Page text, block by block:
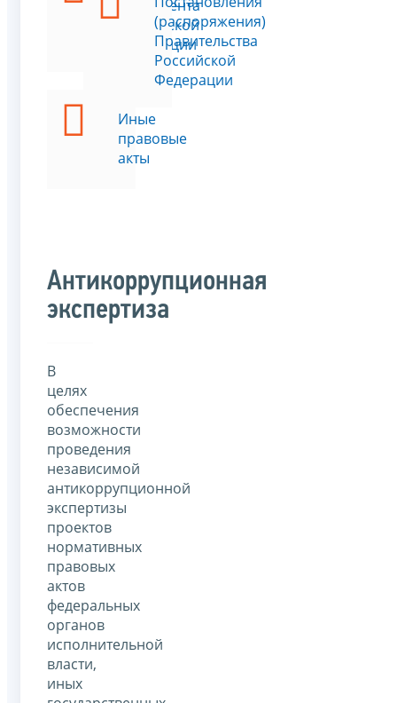
Президента
Российской
Федерации
Иные
правовые
акты
(распоряжения)
Правительства
Российской
Федерации
Антикоррупционная
экспертиза
В
целях
обеспечения
возможности
проведения
независимой
антикоррупционной
экспертизы
проектов
нормативных
правовых
актов
федеральных
органов
исполнительной
власти,
иных